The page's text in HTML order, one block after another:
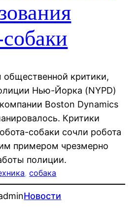
критики,
Нью-Йорка (NYPD)
Boston Dynamics
Критики
собаки сочли робота
примером чрезмерно
полиции.
, собака
Новости